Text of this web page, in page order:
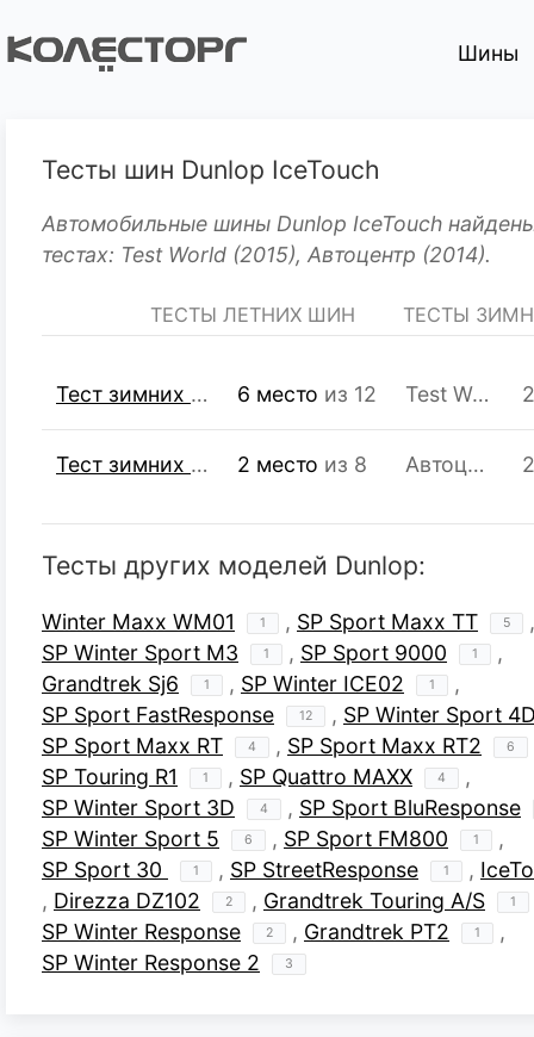
Шины
Тесты шин Dunlop IceTouch
Автомобильные шины Dunlop IceTouch
тестах: Test World (2015), Автоцентр (2014).
ТЕСТЫ ЛЕТНИХ ШИН ТЕСТЫ
Тест зимних шипованных шин R16 205/55 6 место из 12 Test World
Тест зимних шипованных шин R15 195/65 2 место из 8 Автоцентр
Тесты других моделей Dunlop:
Winter Maxx WM01 1 , SP Sport Maxx TT 5
,
SP Winter Sport M3
1 , SP Sport 9000 1
,
Grandtrek Sj6
1 , SP Winter ICE02 1
,
SP Sport FastResponse
12 , SP Winter Sport
SP Sport Maxx RT
4 , SP Sport Maxx RT2 6
SP Touring R1
1 , SP Quattro MAXX 4
,
SP Winter Sport 3D
4 , SP Sport BluResponse
SP Winter Sport 5
6 , SP Sport FM800 1
,
SP Sport 30
1 , SP StreetResponse 1 ,
, Direzza DZ102 2 , Grandtrek Touring A/S 1
SP Winter Response
2 , Grandtrek PT2 1
,
SP Winter Response 2
3